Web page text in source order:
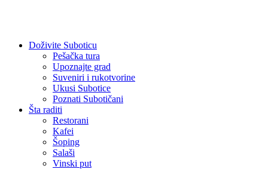
Doživite Suboticu
Pešačka tura
Upoznajte grad
Suveniri i rukotvorine
Ukusi Subotice
Poznati Subotičani
Šta raditi
Restorani
Kafei
Šoping
Salaši
Vinski put